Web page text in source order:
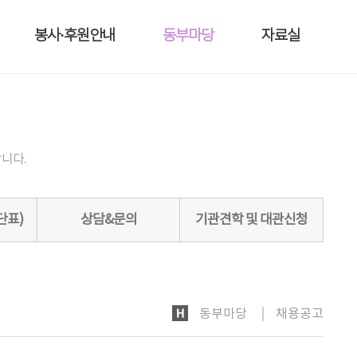
봉사·후원안내 동부마당 자료실
다.
표) 상담&문의 기관견학 및 대관신청
HOME
동부마당 채용공고